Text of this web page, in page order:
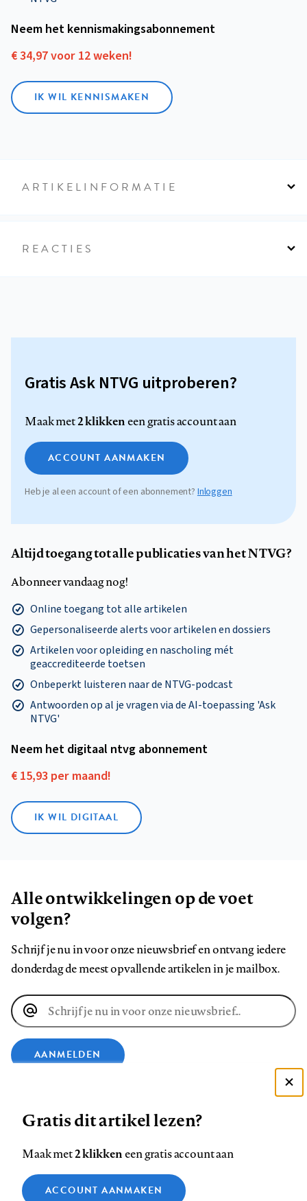
Neem het kennismakings­abonnement
€ 34,97 voor 12 weken!
IK WIL KENNISMAKEN
ARTIKELINFORMATIE
REACTIES
Gratis Ask NTVG uitproberen?
Maak met2 klikkeneen gratis account aan
ACCOUNT AANMAKEN
Heb je al een account of een abonnement?Inloggen
Altijd toegang tot alle publicaties van het NTVG?
Abonneer vandaag nog!
Online toegang tot alle artikelen
Gepersonaliseerde alerts voor artikelen en dossiers
Artikelen voor opleiding en nascholing mét
geaccrediteerde toetsen
Onbeperkt luisteren naar de NTVG-podcast
Antwoorden op al je vragen via de AI-toepassing 'Ask
NTVG'
Neem het digitaal ntvg abonnement
€ 15,93 per maand!
IK WIL DIGITAAL
Alle ontwikkelingen op de voet
volgen?
Schrijf je nu in voor onze nieuwsbrief en ontvang iedere
donderdag de meest opvallende artikelen in je mailbox.
E-
mailadres
AANMELDEN
op
op
op
ons
op
Contact Colofon Disclaimer Privacy
Zie onze cookie policy
Gratis dit artikel lezen?
Maak met2 klikkeneen gratis account aan
ACCOUNT AANMAKEN